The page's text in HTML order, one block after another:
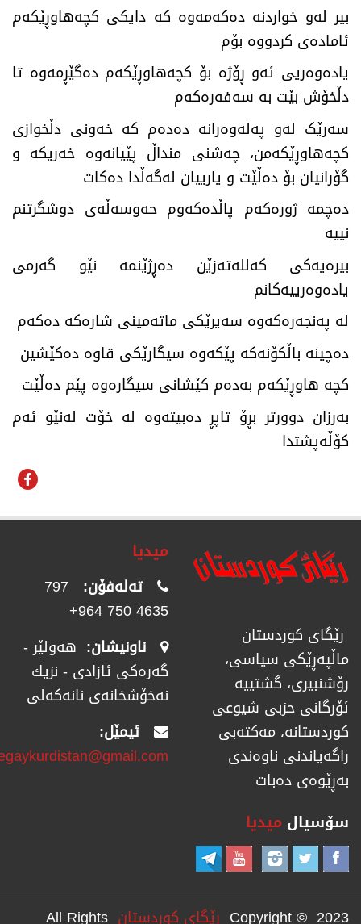
بیر لەو خواردنە دەکەمەوە کە دایکی کچەهاوڕێکەم
ئامادەی کردووە بۆم
یادەوەریی ئەو ڕۆژە بۆ کچەهاوڕێکەم دەگێڕمەوە تا
دڵخۆش بێت بە سەفەرەکەم
سەرێک لەو پەلەوەرانە دەدەم کە خەونی دڵخوازی
کچەهاوڕێکەمن، چەشنی منداڵ پێیانەوە خەریکە و
گۆرانیان بۆ دەڵێت و یارییان لەگەڵدا دەکات
دەچمە ژورەکەم پاڵدەکەوم حەوسەڵەی دوشگرتنم
نییە
بیرەیەکی کەللەتەزێن دەڕژێنمە نێو گەرمی
یادەوەرییەکانم
لە پەنجەرەکەوە سەیرێکی ماتەمینی شارەکە دەکەم
دەچینە باڵکۆنەکە پێکەوە سیگارێکی قاوە دەکێشین
کچە هاوڕێکەم بەدەم کێشانی سیگارەوە پێم دەڵێت
بەرزان دوورتر بڕۆ تاپڕ دەبیتەوە لە خۆت لەنێو ئەم
کۆڵەپشتدا
رێگای كوردستان
ماڵپەڕێكی سیاسی،
رۆشنبیری، گشتییە
ئۆرگانی حزبی شیوعی
كوردستانە، مەكتەبی
راگەیاندنی ناوەندی
بەڕێوەی دەبات
میدیا
تەلەفۆن: 797
4635 750 964+
ناونیشان: هەولێر -
گەرەکی ئازادی - نزیك
نەخۆشخانەی نانەکەلی
ئیمێل:
سۆسیال میدیا
Copyright © 2023 رێگای كوردستان All Rights